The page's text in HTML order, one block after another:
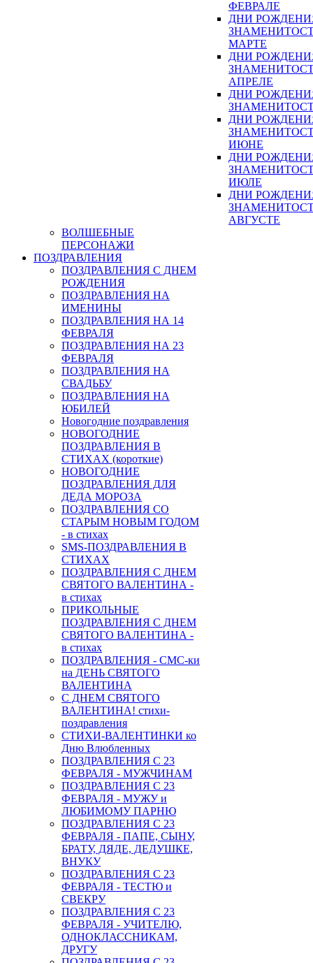
ФЕВРАЛЕ
ДНИ
МАРТЕ
ДНИ
АПРЕЛЕ
ДНИ
ДНИ
ИЮНЕ
ДНИ
ИЮЛЕ
ДНИ
АВГУСТЕ
ВОЛШЕБНЫЕ
ПЕРСОНАЖИ
ПОЗДРАВЛЕНИЯ
ПОЗДРАВЛЕНИЯ С ДНЕМ
РОЖДЕНИЯ
ПОЗДРАВЛЕНИЯ НА
ИМЕНИНЫ
ПОЗДРАВЛЕНИЯ НА 14
ФЕВРАЛЯ
ПОЗДРАВЛЕНИЯ НА 23
ФЕВРАЛЯ
ПОЗДРАВЛЕНИЯ НА
СВАДЬБУ
ПОЗДРАВЛЕНИЯ НА
ЮБИЛЕЙ
Новогодние поздравления
НОВОГОДНИЕ
ПОЗДРАВЛЕНИЯ В
СТИХАХ (короткие)
НОВОГОДНИЕ
ПОЗДРАВЛЕНИЯ ДЛЯ
ДЕДА МОРОЗА
ПОЗДРАВЛЕНИЯ СО
СТАРЫМ НОВЫМ ГОДОМ
- в стихах
SMS-ПОЗДРАВЛЕНИЯ В
СТИХАХ
ПОЗДРАВЛЕНИЯ С ДНЕМ
СВЯТОГО ВАЛЕНТИНА -
в стихах
ПРИКОЛЬНЫЕ
ПОЗДРАВЛЕНИЯ С ДНЕМ
СВЯТОГО ВАЛЕНТИНА -
в стихах
ПОЗДРАВЛЕНИЯ - СМС-ки
на ДЕНЬ СВЯТОГО
ВАЛЕНТИНА
С ДНЕМ СВЯТОГО
ВАЛЕНТИНА! стихи-
поздравления
СТИХИ-ВАЛЕНТИНКИ ко
Дню Влюбленных
ПОЗДРАВЛЕНИЯ С 23
ФЕВРАЛЯ - МУЖЧИНАМ
ПОЗДРАВЛЕНИЯ С 23
ФЕВРАЛЯ - МУЖУ и
ЛЮБИМОМУ ПАРНЮ
ПОЗДРАВЛЕНИЯ С 23
ФЕВРАЛЯ - ПАПЕ, СЫНУ,
БРАТУ, ДЯДЕ, ДЕДУШКЕ,
ВНУКУ
ПОЗДРАВЛЕНИЯ С 23
ФЕВРАЛЯ - ТЕСТЮ и
СВЕКРУ
ПОЗДРАВЛЕНИЯ С 23
ФЕВРАЛЯ - УЧИТЕЛЮ,
ОДНОКЛАССНИКАМ,
ДРУГУ